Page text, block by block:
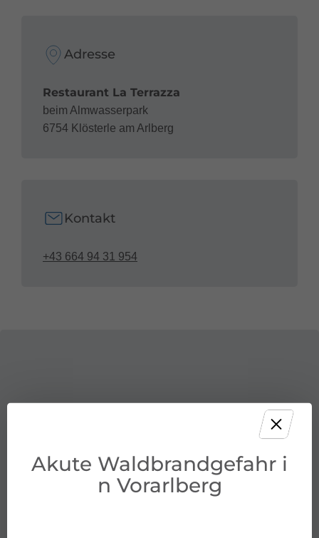
Adresse
Restaurant La Terrazza
beim Almwasserpark
6754 Klösterle am Arlberg
Kontakt
+43 664 94 31 954
Akute Waldbrandgefahr i
n Vorarlberg